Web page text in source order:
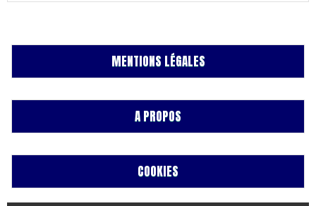
MENTIONS LÉGALES
A PROPOS
COOKIES